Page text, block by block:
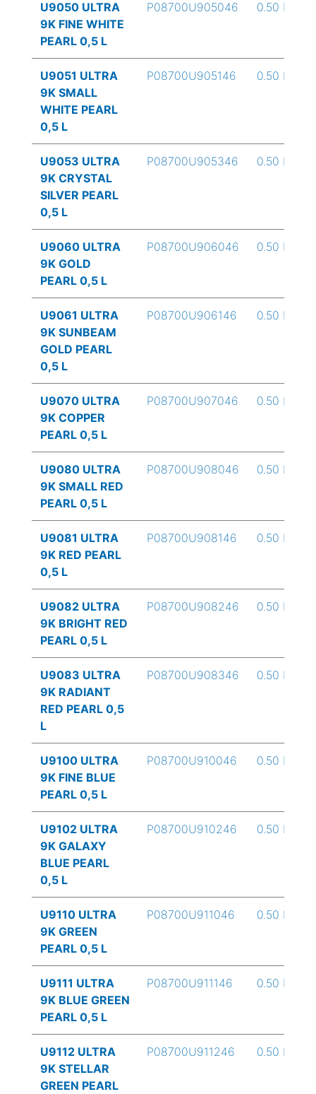
U9050 ULTRA
9K FINE WHITE
PEARL 0,5 L
P08700U905046 0.50 L
U9051 ULTRA
9K SMALL
WHITE PEARL
0,5 L
P08700U905146 0.50 L
U9053 ULTRA
9K CRYSTAL
SILVER PEARL
0,5 L
P08700U905346 0.50 L
U9060 ULTRA
9K GOLD
PEARL 0,5 L
P08700U906046 0.50 L
U9061 ULTRA
9K SUNBEAM
GOLD PEARL
0,5 L
P08700U906146 0.50 L
U9070 ULTRA
9K COPPER
PEARL 0,5 L
P08700U907046 0.50 L
U9080 ULTRA
9K SMALL RED
PEARL 0,5 L
P08700U908046 0.50 L
U9081 ULTRA
9K RED PEARL
0,5 L
P08700U908146 0.50 L
U9082 ULTRA
9K BRIGHT RED
PEARL 0,5 L
P08700U908246 0.50 L
U9083 ULTRA
9K RADIANT
RED PEARL 0,5
L
P08700U908346 0.50 L
U9100 ULTRA
9K FINE BLUE
PEARL 0,5 L
P08700U910046 0.50 L
U9102 ULTRA
9K GALAXY
BLUE PEARL
0,5 L
P08700U910246 0.50 L
U9110 ULTRA
9K GREEN
PEARL 0,5 L
P08700U911046 0.50 L
U9111 ULTRA
9K BLUE GREEN
PEARL 0,5 L
P08700U911146 0.50 L
U9112 ULTRA
9K STELLAR
GREEN PEARL
P08700U911246 0.50 L